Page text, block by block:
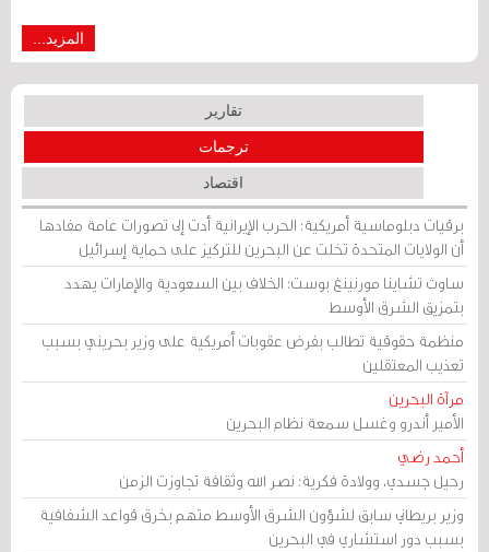
المزيد...
تقارير
ترجمات
اقتصاد
برقيات دبلوماسية أمريكية: الحرب الإيرانية أدت إلى تصورات عامة مفادها
أن الولايات المتحدة تخلت عن البحرين للتركيز على حماية إسرائيل
ساوث تشاينا مورنينغ بوست: الخلاف بين السعودية والإمارات يهدد
بتمزيق الشرق الأوسط
منظمة حقوقية تطالب بفرض عقوبات أمريكية على وزير بحريني بسبب
تعذيب المعتقلين
مرآة البحرين
الأمير أندرو وغسل سمعة نظام البحرين
أحمد رضي
رحيل جسدي، وولادة فكرية: نصر الله وثقافة تجاوزت الزمن
وزير بريطاني سابق لشؤون الشرق الأوسط متهم بخرق قواعد الشفافية
بسبب دور استشاري في البحرين